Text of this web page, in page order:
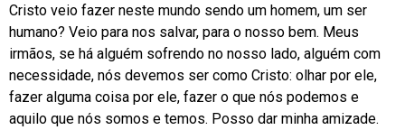
Cristo veio fazer neste mundo sendo um homem, um ser
humano? Veio para nos salvar, para o nosso bem. Meus
irmãos, se há alguém sofrendo no nosso lado, alguém com
necessidade, nós devemos ser como Cristo: olhar por ele,
fazer alguma coisa por ele, fazer o que nós podemos e
aquilo que nós somos e temos. Posso dar minha amizade.